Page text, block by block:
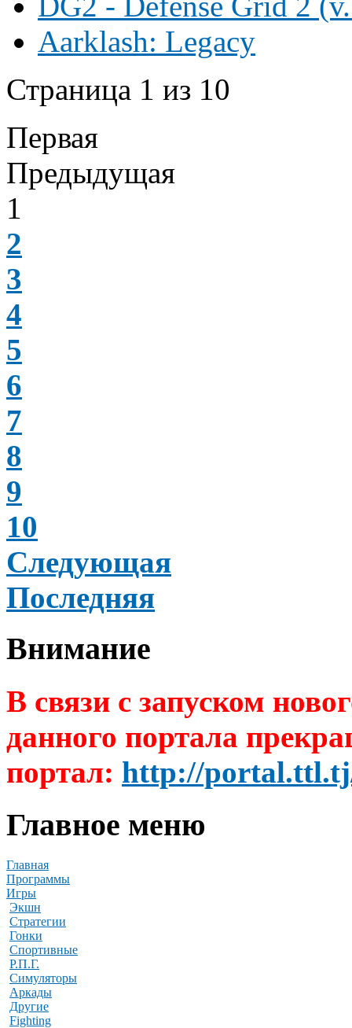
Aarklash: Legacy
Страница 1 из 10
Первая
Предыдущая
1
2
3
4
5
6
7
8
9
10
Следующая
Последняя
Внимание
В связи с запуском
данного портала
портал: http://
Главное меню
Главная
Программы
Игры
Экшн
Стратегии
Гонки
Спортивные
Р.П.Г.
Симуляторы
Аркады
Другие
Fighting